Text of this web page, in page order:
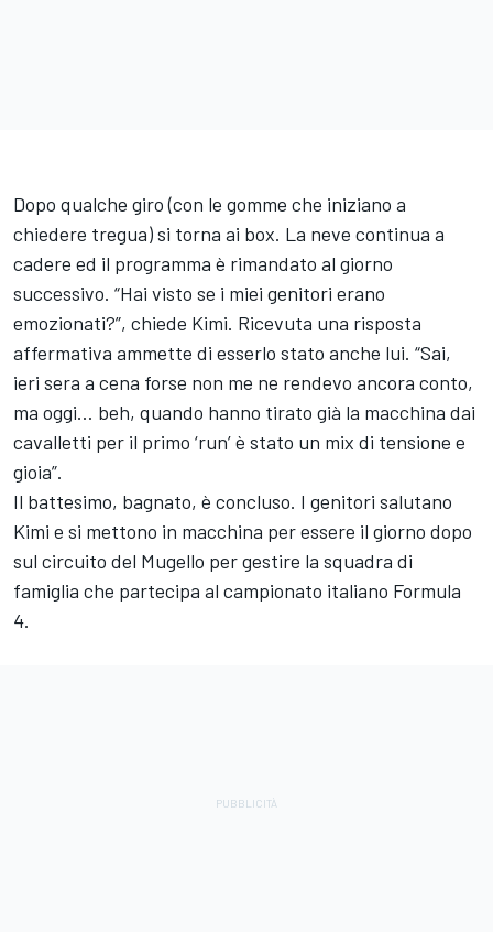
Dopo qualche giro (con le gomme che iniziano a
chiedere tregua) si torna ai box. La neve continua a
cadere ed il programma è rimandato al giorno
successivo. “Hai visto se i miei genitori erano
emozionati?”, chiede Kimi. Ricevuta una risposta
affermativa ammette di esserlo stato anche lui. “Sai,
ieri sera a cena forse non me ne rendevo ancora conto,
ma oggi… beh, quando hanno tirato già la macchina dai
cavalletti per il primo ‘run’ è stato un mix di tensione e
gioia”.
Il battesimo, bagnato, è concluso. I genitori salutano
Kimi e si mettono in macchina per essere il giorno dopo
sul circuito del Mugello per gestire la squadra di
famiglia che partecipa al campionato italiano Formula
4.